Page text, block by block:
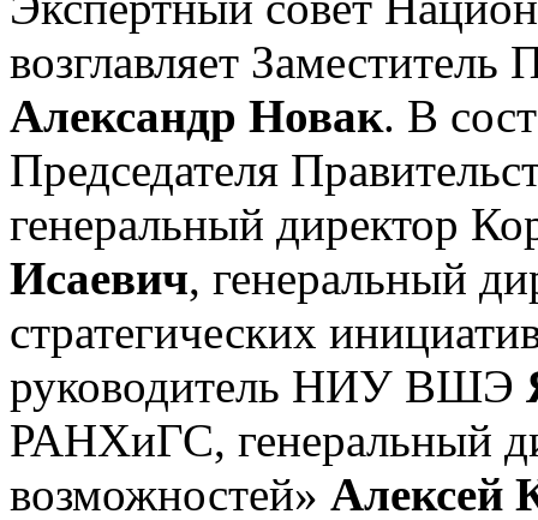
возглавляет Заместитель
Александр Новак. В
Председателя
генеральный директор
Исаевич, генеральный
стратегических
руководитель НИУ ВШЭ
РАНХиГС, генеральный
возможностей» Алексей